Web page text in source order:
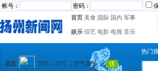
帐号： 密码：
首页 美食 国际 国内 军事
娱乐 综艺 电影 电视 音乐
热门